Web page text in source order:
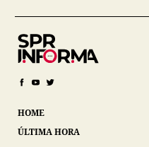
HOME
ÚLTIMA HORA